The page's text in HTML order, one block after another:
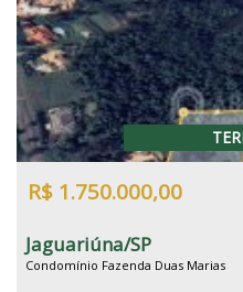
R$ 1.750.000,00
Jaguariúna/SP
Condomínio Fazenda Duas Marias